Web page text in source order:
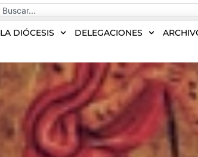
LA DIÓCESIS DELEGACIONES